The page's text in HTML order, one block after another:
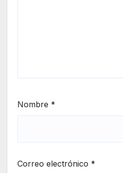
Nombre *
Correo electrónico *